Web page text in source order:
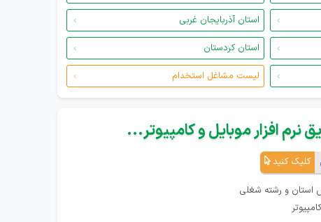
استان آذربایجان غربی
استان کردستان
لیست مشاغل استخدام
نرم افزار موبایل و کامپیوتر...
کلیک کنید
استان و رشته شغلی